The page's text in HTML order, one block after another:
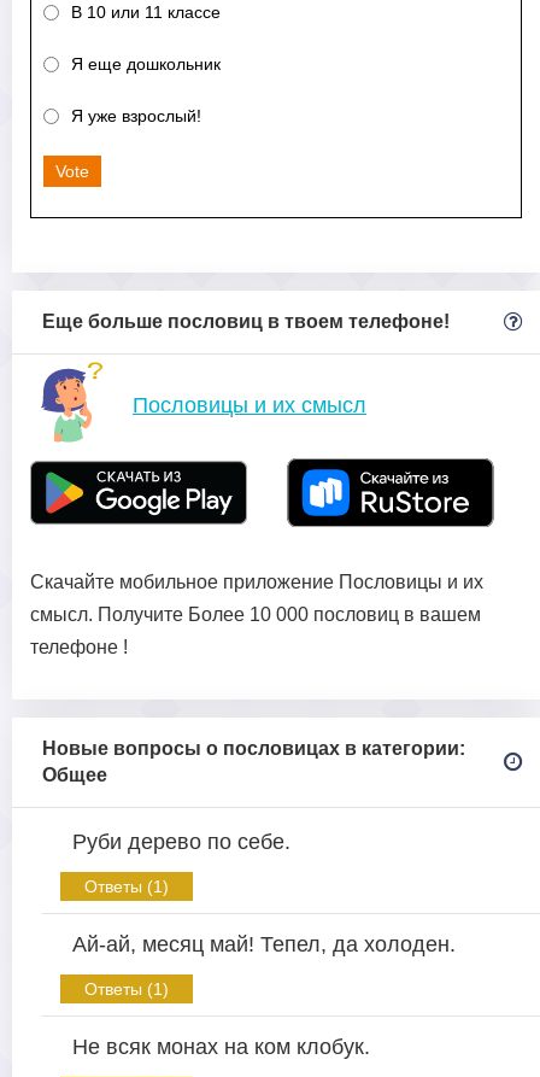
В 10 или 11 классе
Я еще дошкольник
Я уже взрослый!
Vote
Еще больше пословиц в твоем телефоне!
Пословицы и их смысл
Скачайте мобильное приложение Пословицы и их
смысл. Получите Более 10 000 пословиц в вашем
телефоне !
Новые вопросы о пословицах в категории:
Общее
Руби дерево по себе.
Ответы (1)
Ай-ай, месяц май! Тепел, да холоден.
Ответы (1)
Не всяк монах на ком клобук.